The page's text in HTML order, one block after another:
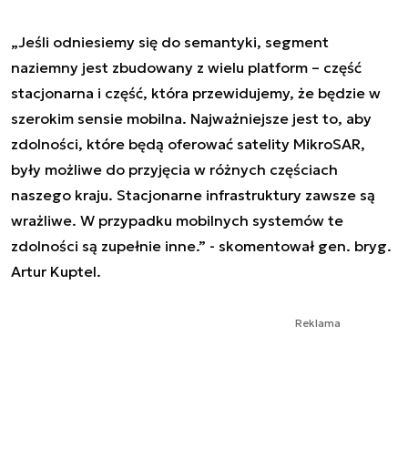
„Jeśli odniesiemy się do semantyki, segment
naziemny jest zbudowany z wielu platform – część
stacjonarna i część, która przewidujemy, że będzie w
szerokim sensie mobilna. Najważniejsze jest to, aby
zdolności, które będą oferować satelity MikroSAR,
były możliwe do przyjęcia w różnych częściach
naszego kraju. Stacjonarne infrastruktury zawsze są
wrażliwe. W przypadku mobilnych systemów te
zdolności są zupełnie inne.” - skomentował gen. bryg.
Artur Kuptel.
Reklama